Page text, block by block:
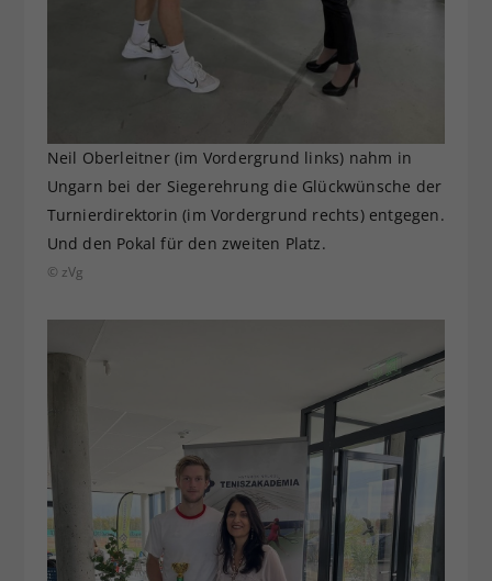
Neil Oberleitner (im Vordergrund links) nahm in
Ungarn bei der Siegerehrung die Glückwünsche der
Turnierdirektorin (im Vordergrund rechts) entgegen.
Und den Pokal für den zweiten Platz.
© zVg